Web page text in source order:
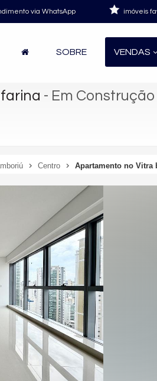
via WhatsApp imóveis
SOBRE VENDAS
- Em Construção
Centro Apartamento no Vitra